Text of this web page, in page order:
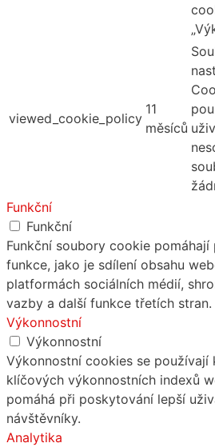
viewed_cookie_policy
11
měsíců
Funkční
Funkční
Funkční soubory cookie
funkce, jako je sdílení obsahu
platformách sociálních médií,
vazby a další funkce třetích stran.
Výkonnostní
Výkonnostní
Výkonnostní cookies se používají
klíčových výkonnostních indexů
pomáhá při poskytování lepší
návštěvníky.
Analytika